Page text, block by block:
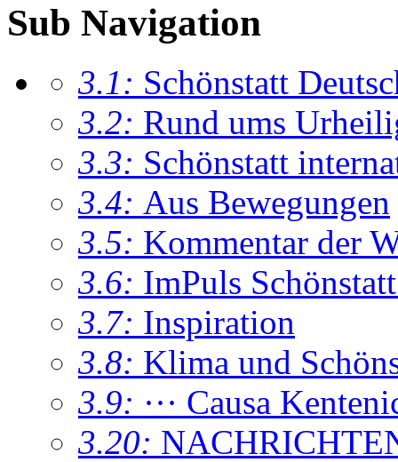
Sub Navigation
3.1: Schönstatt
3.2: Rund ums
3.3: Schönstatt
3.4: Aus Bewegungen
3.5: Kommentar der
3.6: ImPuls
3.7: Inspiration
3.8: Klima und
3.9: ··· Causa
3.20: